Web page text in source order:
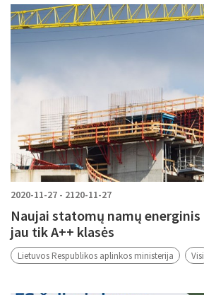
2020-11-27 - 2120-11-27
Naujai statomų namų energinis
jau tik A++ klasės
Lietuvos Respublikos aplinkos ministerija Visi